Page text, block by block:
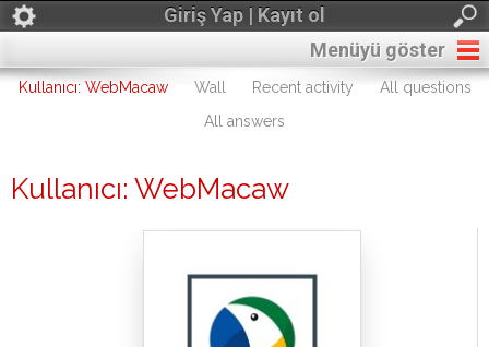
Giriş Yap | Kayıt ol
Menüyü göster
Kullanıcı: WebMacaw Wall Recent activity
All questions
All answers
Kullanıcı: WebMacaw